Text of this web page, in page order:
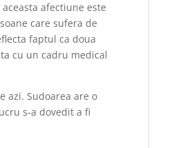
afectiune este
care sufera de
faptul ca doua
cu un cadru medical
azi. Sudoarea are o
s-a dovedit a fi